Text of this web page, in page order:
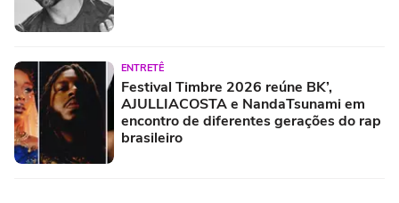
ENTRETÊ
Festival Timbre 2026 reúne BK’,
AJULLIACOSTA e NandaTsunami em
encontro de diferentes gerações do rap
brasileiro